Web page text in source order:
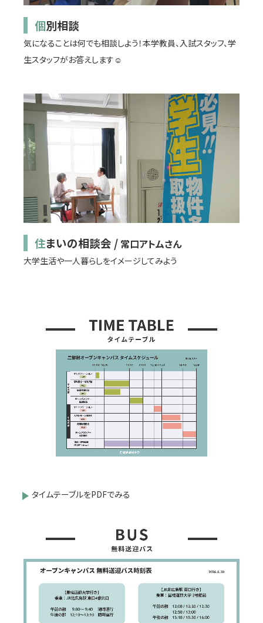
個別相談
気になることは何でも相談しよう！本学教員、入試スタッフ、学
生スタッフがお答えします☺
住まいの相談会 / 常口アトムさん
大学生活や一人暮らしをイメージしてみよう
タイムテーブルをPDFでみる